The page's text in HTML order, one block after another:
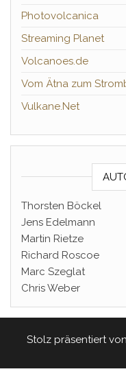
Photovolcanica
Streaming Planet
Volcanoes.de
Vom Ätna zum
Vulkane.Net
Thorsten Böckel
Jens Edelmann
Martin Rietze
Richard Roscoe
Marc Szeglat
Chris Weber
Stolz präsentiert von